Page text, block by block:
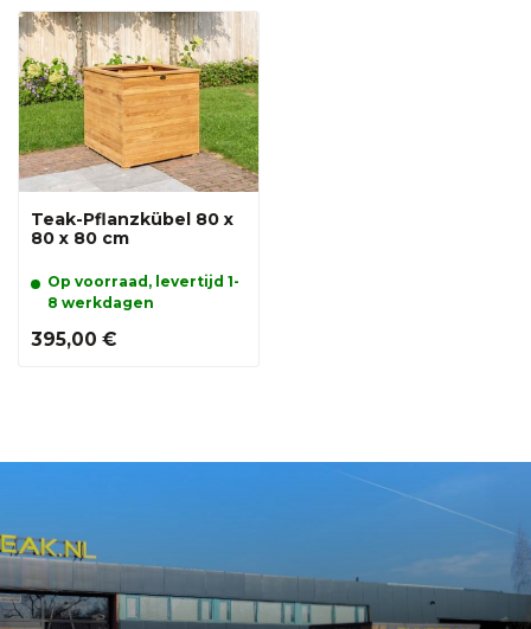
Teak-Pflanzkübel 80 x
80 x 80 cm
Op voorraad, levertijd 1-
8 werkdagen
395,00 €